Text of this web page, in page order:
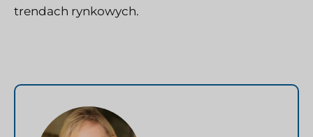
trendach rynkowych.